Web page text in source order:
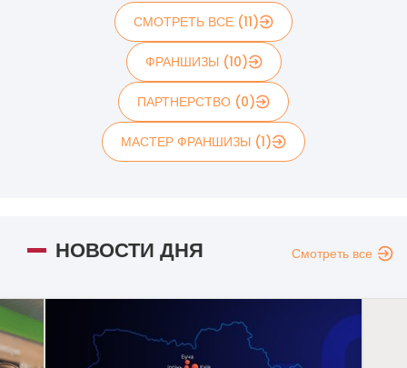
СМОТРЕТЬ ВСЕ (11)
ФРАНШИЗЫ (10)
ПАРТНЕРСТВО (0)
МАСТЕР ФРАНШИЗЫ (1)
НОВОСТИ ДНЯ Смотреть все